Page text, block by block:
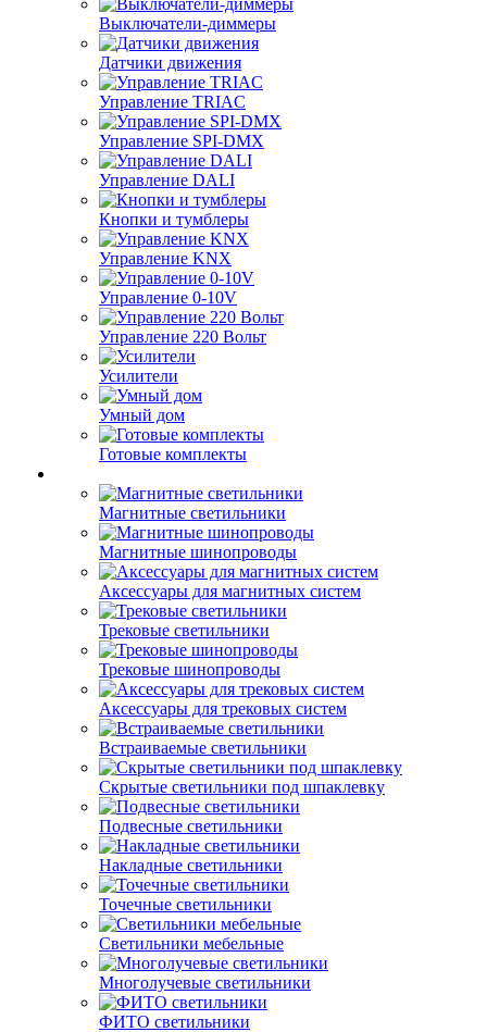
Выключатели-диммеры
Датчики движения
Управление TRIAC
Управление SPI-DMX
Управление DALI
Кнопки и тумблеры
Управление KNX
Управление 0-10V
Управление 220 Вольт
Усилители
Умный дом
Готовые комплекты
Магнитные светильники
Магнитные шинопроводы
Аксессуары для магнитных систем
Трековые светильники
Трековые шинопроводы
Аксессуары для трековых систем
Встраиваемые светильники
Скрытые светильники под шпаклевку
Подвесные светильники
Накладные светильники
Точечные светильники
Светильники мебельные
Многолучевые светильники
ФИТО светильники